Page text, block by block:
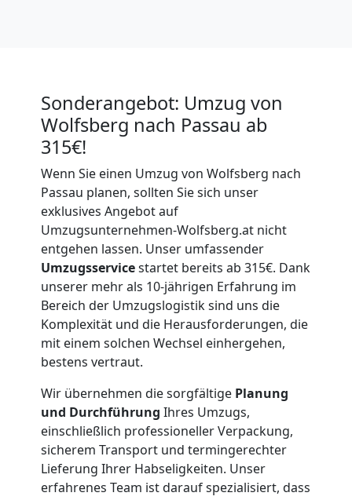
Sonderangebot: Umzug von
Wolfsberg nach Passau ab
315€!
Wenn Sie einen Umzug von Wolfsberg nach
Passau planen, sollten Sie sich unser
exklusives Angebot auf
Umzugsunternehmen-Wolfsberg.at nicht
entgehen lassen. Unser umfassender
Umzugsservicestartet bereits ab 315€. Dank
unserer mehr als 10-jährigen Erfahrung im
Bereich der Umzugslogistik sind uns die
Komplexität und die Herausforderungen, die
mit einem solchen Wechsel einhergehen,
bestens vertraut.
Wir übernehmen die sorgfältige Planung
und Durchführung Ihres Umzugs,
einschließlich professioneller Verpackung,
sicherem Transport und termingerechter
Lieferung Ihrer Habseligkeiten. Unser
erfahrenes Team ist darauf spezialisiert, dass